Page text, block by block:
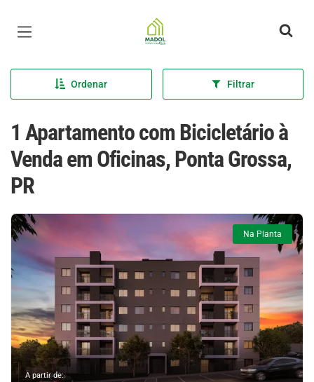
Página inicial
Ordenar Filtrar
1 Apartamento com Bicicletário à
Venda em Oficinas, Ponta Grossa,
PR
Na Planta
A partir de: